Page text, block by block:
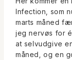
Infection, som
marts måned
jeg nervøs for
at selvudgive
måned, og en